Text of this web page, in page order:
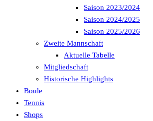
Saison 2023/2024
Saison 2024/2025
Saison 2025/2026
Zweite Mannschaft
Aktuelle Tabelle
Mitgliedschaft
Historische Highlights
Boule
Tennis
Shops